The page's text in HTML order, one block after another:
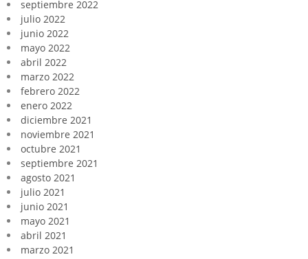
septiembre 2022
julio 2022
junio 2022
mayo 2022
abril 2022
marzo 2022
febrero 2022
enero 2022
diciembre 2021
noviembre 2021
octubre 2021
septiembre 2021
agosto 2021
julio 2021
junio 2021
mayo 2021
abril 2021
marzo 2021